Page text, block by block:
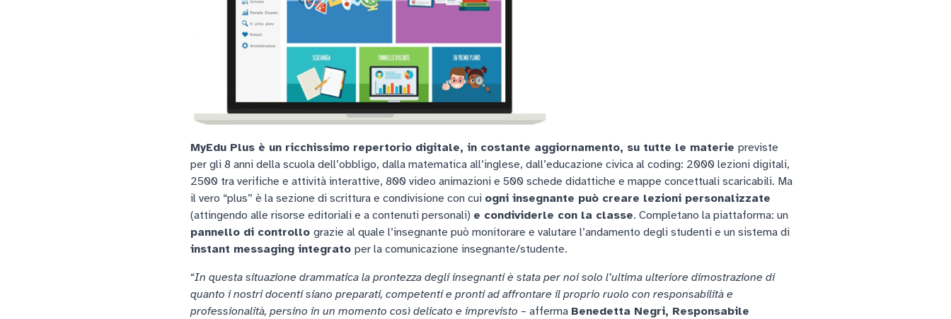
MyEdu Plus è un ricchissimo repertorio digitale, in costante aggiornamento, su tutte le materiepreviste
per gli 8 anni della scuola dell’obbligo, dalla matematica all’inglese, dall’educazione civica al coding: 2000 lezioni digitali,
2500 tra verifiche e attività interattive, 800 video animazioni e 500 schede didattiche e mappe concettuali scaricabili. Ma
il vero “plus” è la sezione di scrittura e condivisione con cui ogni insegnante può creare lezioni personalizzate
(attingendo alle risorse editoriali e a contenuti personali) e condividerle con la classe. Completano la piattaforma: un
pannello di controllograzie al quale l’insegnante può monitorare e valutare l’andamento degli studenti e un sistema di
instant messaging integratoper la comunicazione insegnante/studente.
“In questa situazione drammatica la prontezza degli insegnanti è stata per noi solo l’ultima ulteriore dimostrazione di
quanto i nostri docenti siano preparati, competenti e pronti ad affrontare il proprio ruolo con responsabilità e
professionalità, persino in un momento così delicato e imprevisto – afferma Benedetta Negri, Responsabile